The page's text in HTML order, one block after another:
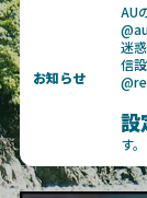
お知らせ
AU
迷
信
設
す。